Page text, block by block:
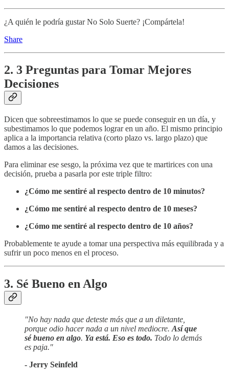
¿A quién le podría gustar No Solo Suerte? ¡Compártela!
Share
2. 3 Preguntas para Tomar Mejores
Decisiones
Dicen que sobreestimamos lo que se puede conseguir en un día, y
subestimamos lo que podemos lograr en un año. El mismo principio
aplica a la importancia relativa (corto plazo vs. largo plazo) que
damos a las decisiones.
Para eliminar ese sesgo, la próxima vez que te martirices con una
decisión, prueba a pasarla por este triple filtro:
¿Cómo me sentiré al respecto dentro de 10 minutos?
¿Cómo me sentiré al respecto dentro de 10 meses?
¿Cómo me sentiré al respecto dentro de 10 años?
Probablemente te ayude a tomar una perspectiva más equilibrada y a
sufrir un poco menos en el proceso.
3. Sé Bueno en Algo
"No hay nada que deteste más que a un diletante,
porque odio hacer nada a un nivel mediocre. Así que
sé bueno en algo. Ya está. Eso es todo. Todo lo demás
es paja."
- Jerry Seinfeld